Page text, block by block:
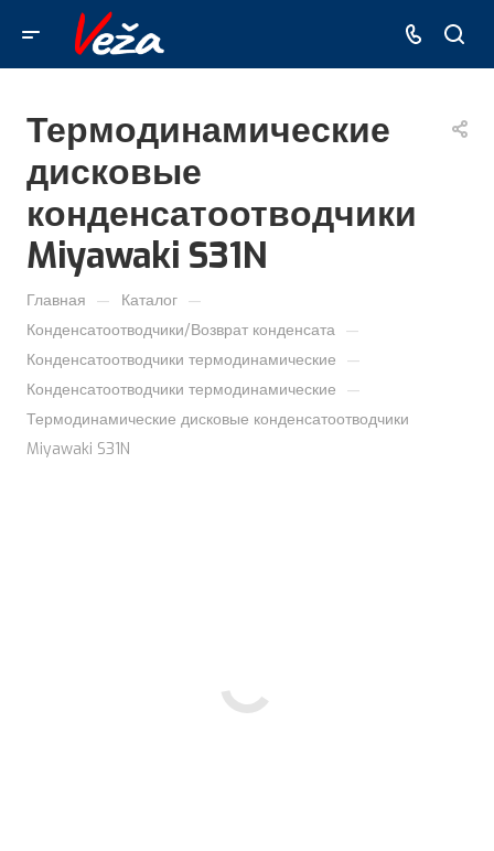
Термодинамические
дисковые
конденсатоотводчики
Miyawaki S31N
Главная — Каталог —
Конденсатоотводчики/Возврат конденсата —
Конденсатоотводчики термодинамические —
Конденсатоотводчики термодинамические —
Термодинамические дисковые конденсатоотводчики
Miyawaki S31N